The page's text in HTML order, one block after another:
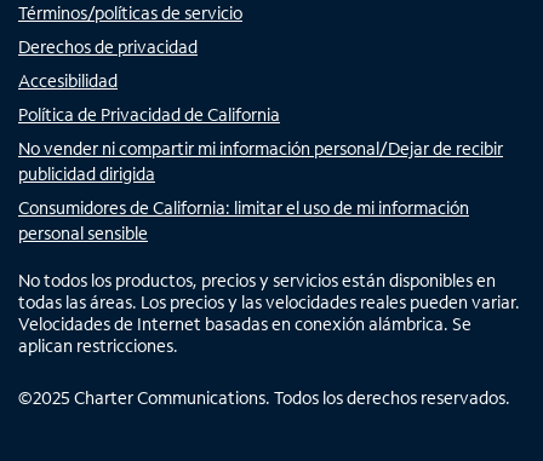
Términos/políticas de servicio
Derechos de privacidad
Accesibilidad
Política de Privacidad de California
No vender ni compartir mi información personal/Dejar de recibir
publicidad dirigida
Consumidores de California: limitar el uso de mi información
personal sensible
No todos los productos, precios y servicios están disponibles en
todas las áreas. Los precios y las velocidades reales pueden variar.
Velocidades de Internet basadas en conexión alámbrica. Se
aplican restricciones.
©2025 Charter Communications. Todos los derechos reservados.